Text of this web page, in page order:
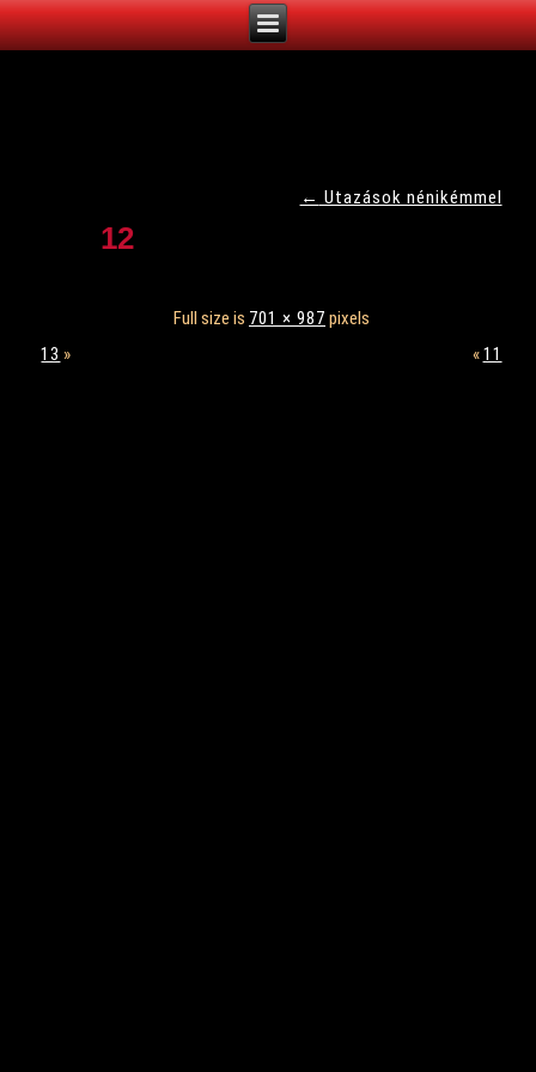
← Utazások nénikémmel
12
Full size is 701 × 987 pixels
13 » «11